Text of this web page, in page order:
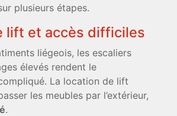
plusieurs étapes.
lift et accès difficiles
liégeois, les escaliers
élevés rendent le
La location de lift
les meubles par l’extérieur,
.